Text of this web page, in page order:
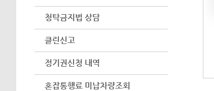
청탁금지법 상담
클린신고
정기권신청 내역
혼잡통행료 미납차량조회